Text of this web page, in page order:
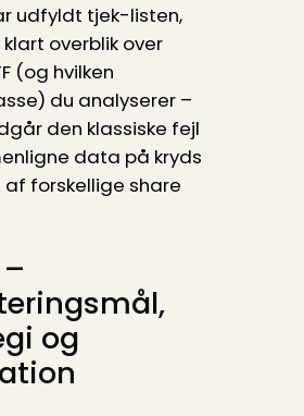
udfyldt tjek-listen,
overblik over
(og hvilken
du analyserer –
den klassiske fejl
data på kryds
forskellige share
og